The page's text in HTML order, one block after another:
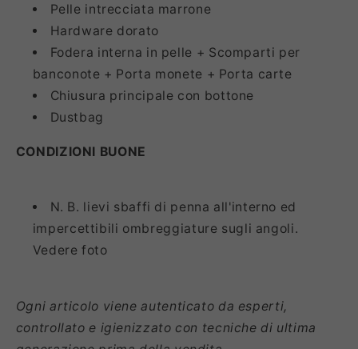
Pelle intrecciata marrone
Hardware dorato
Fodera interna in pelle + Scomparti per
banconote + Porta monete + Porta carte
Chiusura principale con bottone
Dustbag
CONDIZIONI BUONE
N. B. lievi sbaffi di penna all'interno ed
impercettibili ombreggiature sugli angoli.
Vedere foto
Ogni articolo viene autenticato da esperti,
controllato e igienizzato con tecniche di ultima